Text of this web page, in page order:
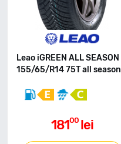
Leao iGREEN ALL SEASON
155/65/R14 75T all season
18100 lei